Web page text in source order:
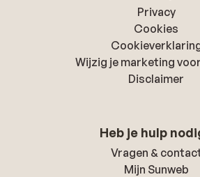
Privacy
Cookies
Wijzig je marketing
Disclaimer
Heb je hulp
Vragen &
Mijn Sunweb